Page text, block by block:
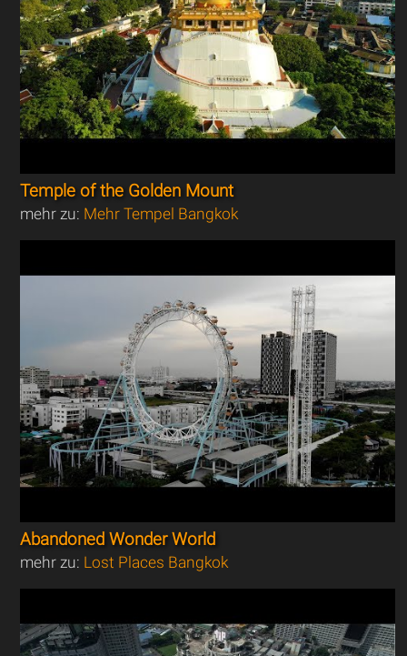
Temple of the Golden Mount
mehr zu: Mehr Tempel Bangkok
Abandoned Wonder World
mehr zu: Lost Places Bangkok